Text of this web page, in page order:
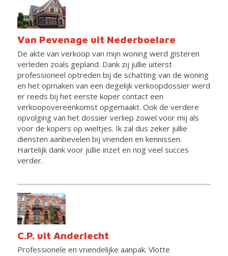
Van Pevenage uit Nederboelare
De akte van verkoop van mijn woning werd gisteren
verleden zoals gepland. Dank zij jullie uiterst
professioneel optreden bij de schatting van de woning
en het opmaken van een degelijk verkoopdossier werd
er reeds bij het eerste koper contact een
verkoopovereenkomst opgemaakt. Ook de verdere
opvolging van het dossier verliep zowel voor mij als
voor de kopers op wieltjes. Ik zal dus zeker jullie
diensten aanbevelen bij vrienden en kennissen.
Hartelijk dank voor jullie inzet en nog veel succes
verder.
C.P. uit Anderlecht
Professionele en vriendelijke aanpak. Vlotte